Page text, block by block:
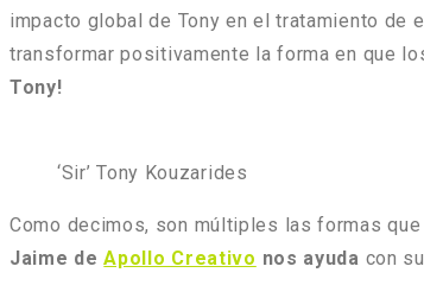
impacto global de Tony en el tratamiento de
transformar positivamente la forma en que
Tony!
‘Sir’ Tony Kouzarides
Como decimos, son múltiples las formas
Jaime deApollo Creativo nos ayuda con